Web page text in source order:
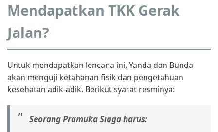
Mendapatkan TKK Gerak
Jalan?
Untuk mendapatkan lencana ini, Yanda dan Bunda
akan menguji ketahanan fisik dan pengetahuan
kesehatan adik-adik. Berikut syarat resminya:
Seorang Pramuka Siaga harus: